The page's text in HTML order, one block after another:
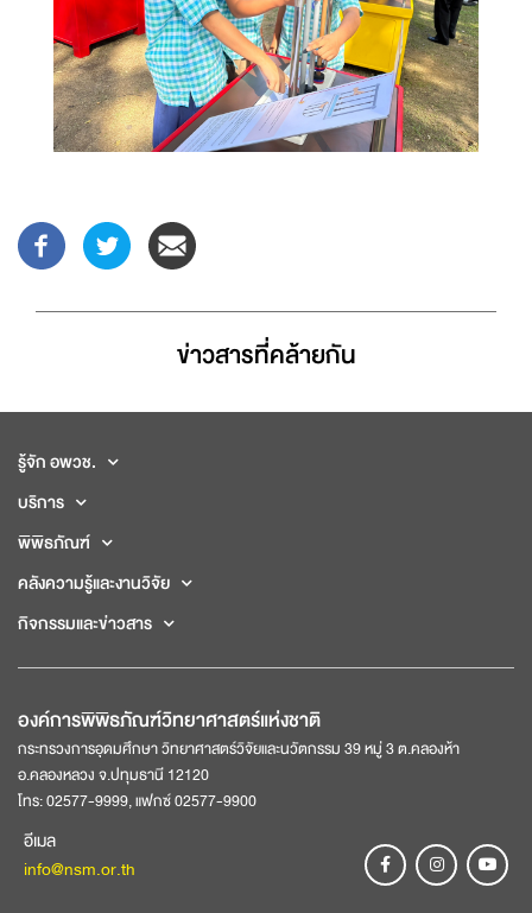
ข่าวสารที่่คล้ายกัน
รู้จัก อพวช.
บริการ
พิพิธภัณฑ์
คลังความรู้และงานวิจัย
กิจกรรมและข่าวสาร
องค์การพิพิธภัณฑ์วิทยาศาสตร์แห่งชาติ
กระทรวงการอุดมศึกษา วิทยาศาสตร์วิจัยและนวัตกรรม 39 หมู่ 3 ต.คลองห้า
อ.คลองหลวง จ.ปทุมธานี 12120
โทร: 02577-9999, แฟกซ์ 02577-9900
อีเมล
info@nsm.or.th